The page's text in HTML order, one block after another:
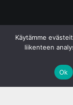
Käytämme
liikenteen
Ok